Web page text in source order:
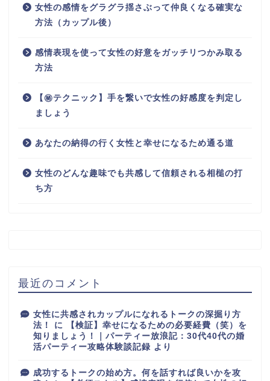
女性の感情をグラグラ揺さぶって仲良くなる確実な
方法（カップル後）
感情表現を使って女性の好意をガッチリつかみ取る
方法
【㊙テクニック】手を繋いで女性の好感度を判定し
ましょう
あなたの納得の行く女性と幸せになるため通る道
女性のどんな趣味でも共感して信頼される相槌の打
ち方
最近のコメント
女性に共感されカップルになれるトークの深掘り方
法！
に
【検証】幸せになるための必要経費（笑）を
知りましょう！｜パーティー放浪記：30代40代の婚
活パーティー攻略体験談記録 より
成功するトークの始め方。何を話すれば良いかを攻
ホーム